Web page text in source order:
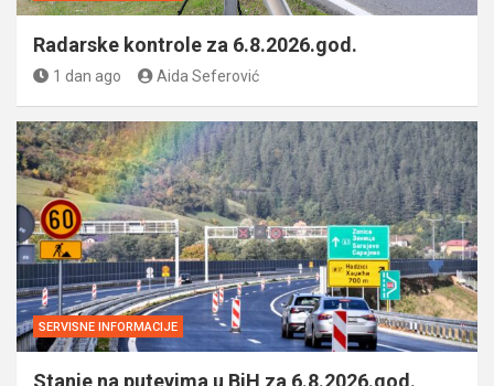
Radarske kontrole za 6.8.2026.god.
1 dan ago Aida Seferović
SERVISNE INFORMACIJE
Stanje na putevima u BiH za 6.8.2026.god.